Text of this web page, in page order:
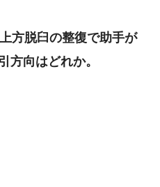
方脱臼の整復で助手が
方向はどれか。